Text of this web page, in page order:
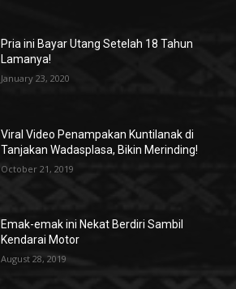
Pria ini Bayar Utang Setelah 18 Tahun
Lamanya!
January 23, 2020
Viral Video Penampakan Kuntilanak di
Tanjakan Wadasplasa, Bikin Merinding!
October 21, 2019
Emak-emak ini Nekat Berdiri Sambil
Kendarai Motor
August 28, 2019